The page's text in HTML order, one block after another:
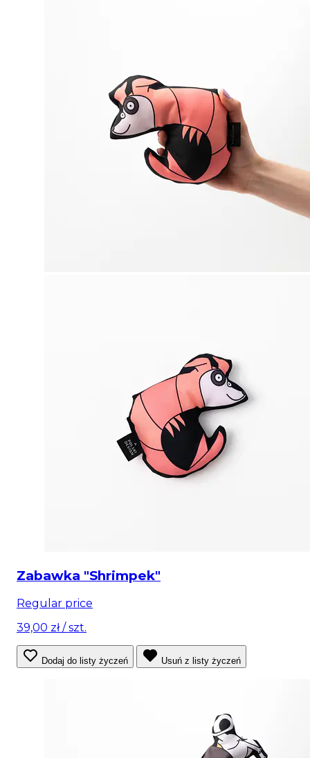
Zabawka "Shrimpek"
Regular price
39,00 zł/ szt.
Dodaj do listy życzeń Usuń z listy życzeń